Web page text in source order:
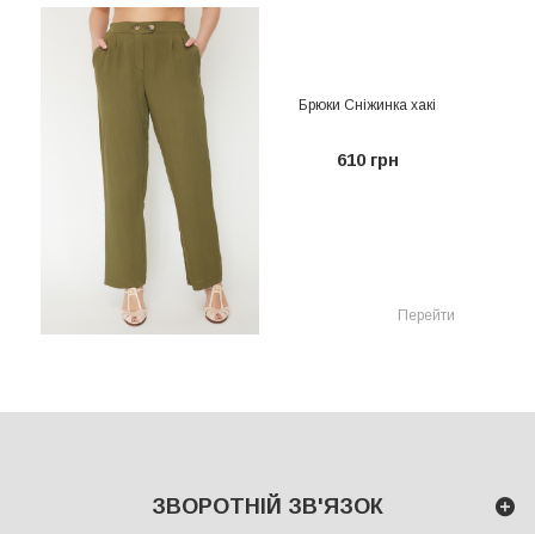
Брюки Сніжинка хакі
610 грн
Перейти
ЗВОРОТНІЙ ЗВ'ЯЗОК